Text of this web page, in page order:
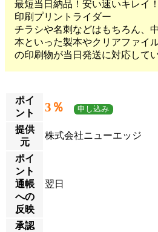
最短当日納品！安い速いキレイ
印刷プリントライダー
チラシや名刺などはもちろん、
本といった製本やクリアファイ
の印刷物が当日発送に対応してい
ポイ
ント
3％ 申し込み
提供
元
株式会社ニューエッジ
ポイ
ント
通帳
への
反映
翌日
承認